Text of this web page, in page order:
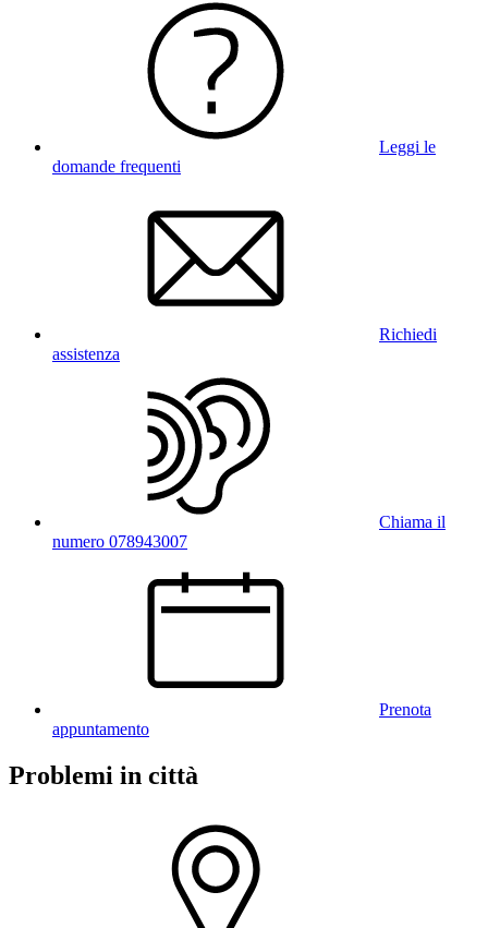
Leggi le
domande frequenti
Richiedi
assistenza
Chiama il
numero 078943007
Prenota
appuntamento
Problemi in città